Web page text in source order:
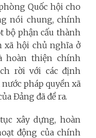
Quốc hội cho
nói chung, chính
bộ phận cấu thành
xã hội chủ nghĩa ở
hoàn thiện chính
rời với các định
pháp quyền xã
Đảng đã đề ra.
xây dựng, hoàn
động của chính